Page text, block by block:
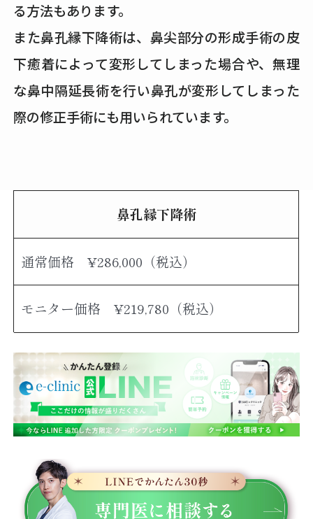
る方法もあります。
また鼻孔縁下降術は、鼻尖部分の形成手術の皮
下癒着によって変形してしまった場合や、無理
な鼻中隔延長術を行い鼻孔が変形してしまった
際の修正手術にも用いられています。
鼻孔縁下降術
通常価格 ¥286,000（税込）
モニター価格 ¥219,780（税込）